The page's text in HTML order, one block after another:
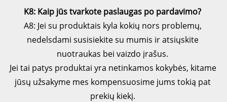
K8: Kaip jūs tvarkote paslaugas po pardavimo?
A8: Jei su produktais kyla kokių nors problemų,
nedelsdami susisiekite su mumis ir atsiųskite
nuotraukas bei vaizdo įrašus.
Jei tai patys produktai yra netinkamos kokybės, kitame
jūsų užsakyme mes kompensuosime jums tokią pat
prekių kiekį.